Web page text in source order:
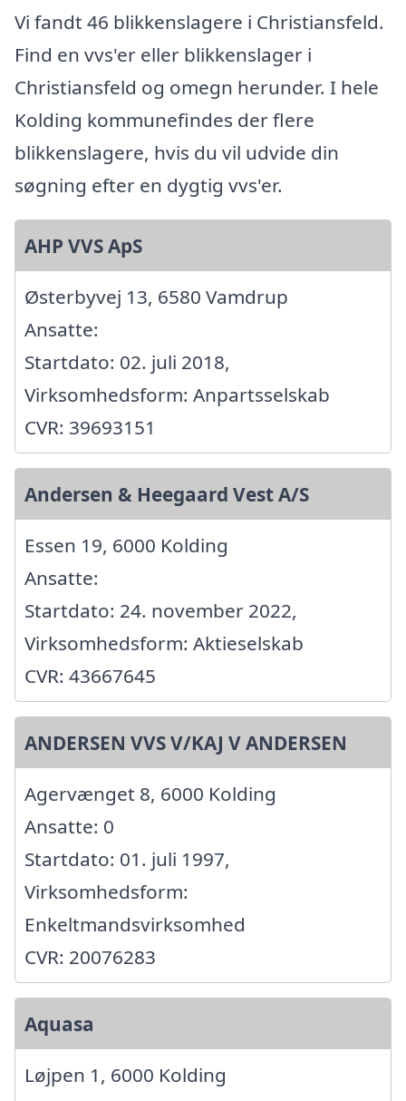
Vi fandt 46 blikkenslagere i Christiansfeld.
Find en vvs'er eller blikkenslager i
Christiansfeld og omegn herunder. I hele
Kolding kommunefindes der flere
blikkenslagere, hvis du vil udvide din
søgning efter en dygtig vvs'er.
AHP VVS ApS
Østerbyvej 13, 6580 Vamdrup
Ansatte:
Startdato: 02. juli 2018,
Virksomhedsform: Anpartsselskab
CVR: 39693151
Andersen & Heegaard Vest A/S
Essen 19, 6000 Kolding
Ansatte:
Startdato: 24. november 2022,
Virksomhedsform: Aktieselskab
CVR: 43667645
ANDERSEN VVS V/KAJ V ANDERSEN
Agervænget 8, 6000 Kolding
Ansatte: 0
Startdato: 01. juli 1997,
Virksomhedsform:
Enkeltmandsvirksomhed
CVR: 20076283
Aquasa
Løjpen 1, 6000 Kolding